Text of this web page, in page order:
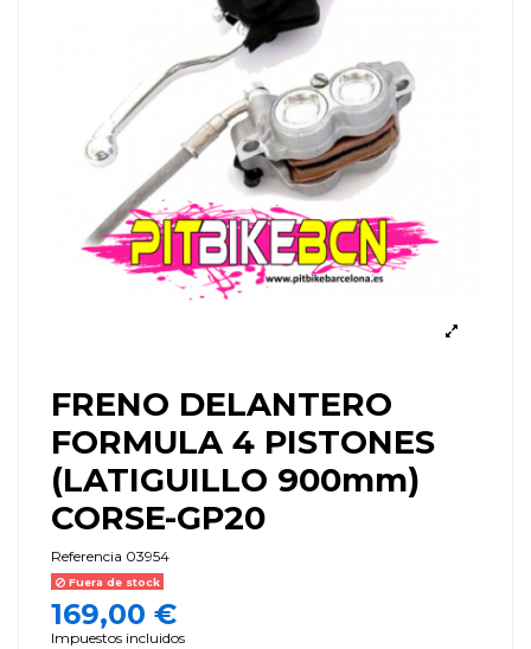
FRENO DELANTERO
FORMULA 4 PISTONES
(LATIGUILLO 900mm)
CORSE-GP20
Referencia 03954
Fuera de stock
169,00 €
Impuestos incluidos